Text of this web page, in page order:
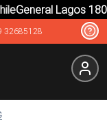
General Lagos
32685128